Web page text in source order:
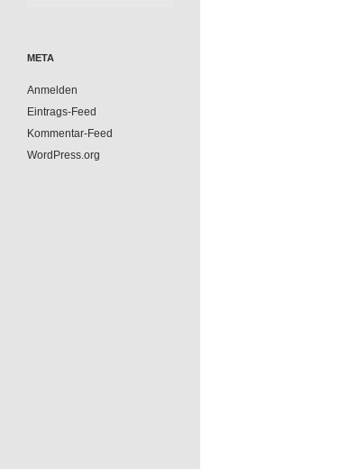
META
Anmelden
Eintrags-Feed
Kommentar-Feed
WordPress.org